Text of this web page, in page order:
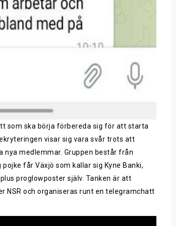
som ska börja förbereda sig för att starta
visar sig vara svår trots att
medlemmar. Gruppen består från
får Växjö som kallar sig Kyne Banki,
proglowposter själv. Tanken är att
NSR och organiseras runt en telegramchatt